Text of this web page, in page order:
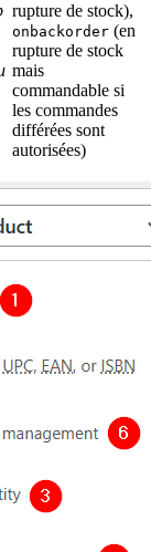
rupture de stock),
onbackorder (en
rupture de stock
mais
commandable si
les commandes
différées sont
autorisées)